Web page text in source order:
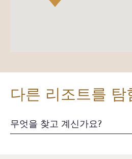
다른 리조트를 탐